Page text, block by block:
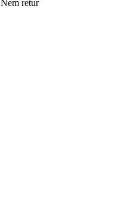
Nem retur